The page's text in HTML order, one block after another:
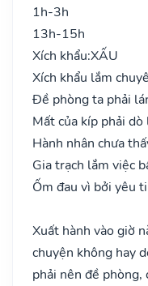
1h-3h
13h-15h
Xích khẩu:XẤU
Xích khẩu lắm
Đề phòng ta phải
Mất của kíp phải dò
Hành nhân chưa
Gia trạch lắm việc
Ốm đau vì bởi yêu
Xuất hành vào giờ
chuyện không hay
phải nên đề